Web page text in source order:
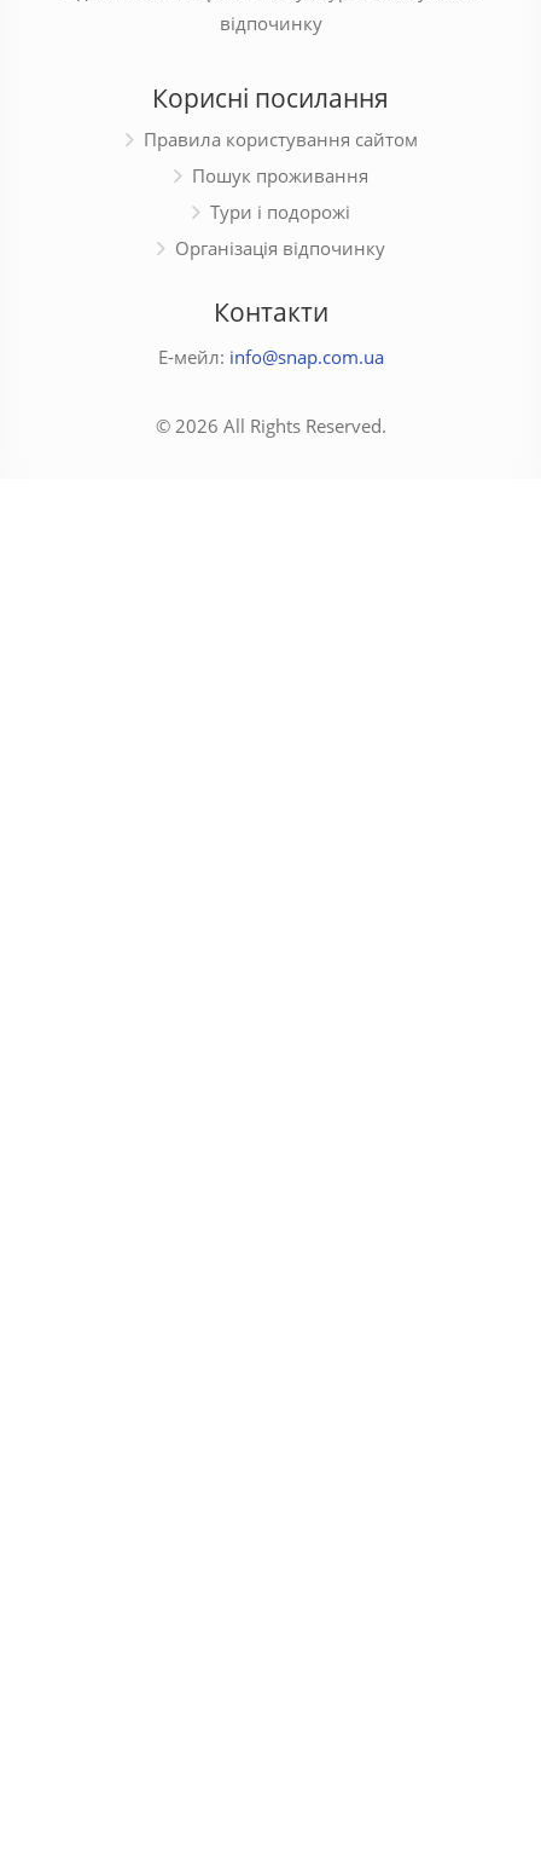
відпочинку
Корисні посилання
Правила користування сайтом
Пошук проживання
Тури і подорожі
Організація відпочинку
Контакти
Е-мейл: info@snap.com.ua
© 2026 All Rights Reserved.